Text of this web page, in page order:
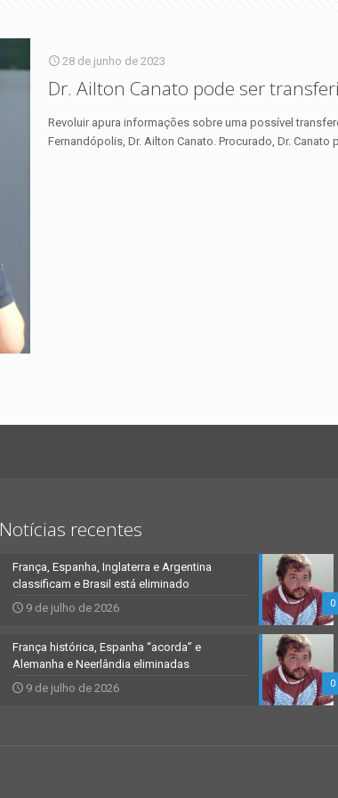
28 de junho de 2023
Dr. Ailton Canato pode ser
Revoluir apura informações sobre uma possível
Fernandópolis, Dr. Ailton Canato. Procurado, Dr. Canato
Notícias recentes
0
França, Espanha, Inglaterra e Argentina
classificam e Brasil está eliminado
9 de julho de 2026
0
França histórica, Espanha “acorda” e
Alemanha e Neerlândia eliminadas
9 de julho de 2026